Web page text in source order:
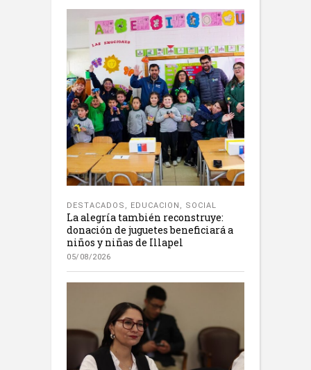
DESTACADOS , EDUCACION , SOCIAL
La alegría también reconstruye:
donación de juguetes beneficiará a
niños y niñas de Illapel
05/08/2026